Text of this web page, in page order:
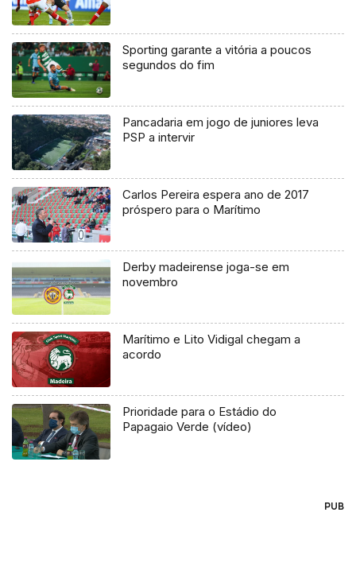
Sporting garante a vitória a poucos
segundos do fim
Pancadaria em jogo de juniores leva
PSP a intervir
Carlos Pereira espera ano de 2017
próspero para o Marítimo
Derby madeirense joga-se em
novembro
Marítimo e Lito Vidigal chegam a
acordo
Prioridade para o Estádio do
Papagaio Verde (vídeo)
PUB